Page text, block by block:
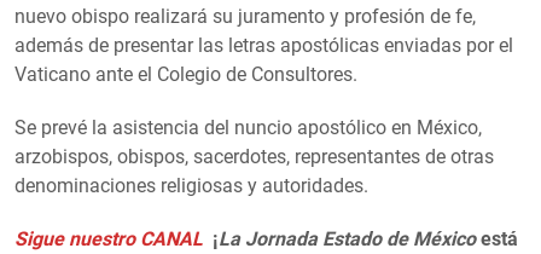
nuevo obispo realizará su juramento y profesión de fe,
además de presentar las letras apostólicas enviadas por el
Vaticano ante el Colegio de Consultores.
Se prevé la asistencia del nuncio apostólico en México,
arzobispos, obispos, sacerdotes, representantes de otras
denominaciones religiosas y autoridades.
Sigue nuestro CANAL ¡La Jornada Estado de Méxicoestá